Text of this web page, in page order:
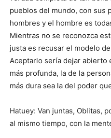
pueblos del mundo, con sus
hombres y el hombre es
Mientras no se reconozca
justa es recusar el modelo
Aceptarlo sería dejar abierto
más profunda, la de la
más dura sea la del poder
Hatuey: Van juntas, Oblitas,
al mismo tiempo, con la